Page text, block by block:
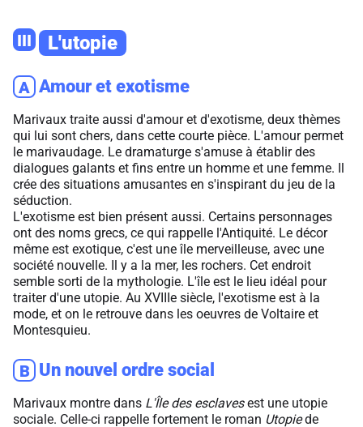
III L'utopie
A Amour et exotisme
Marivaux traite aussi d'amour et d'exotisme, deux thèmes
qui lui sont chers, dans cette courte pièce. L'amour permet
le marivaudage. Le dramaturge s'amuse à établir des
dialogues galants et fins entre un homme et une femme. Il
crée des situations amusantes en s'inspirant du jeu de la
séduction.
L'exotisme est bien présent aussi. Certains personnages
ont des noms grecs, ce qui rappelle l'Antiquité. Le décor
même est exotique, c'est une île merveilleuse, avec une
société nouvelle. Il y a la mer, les rochers. Cet endroit
semble sorti de la mythologie. L'île est le lieu idéal pour
traiter d'une utopie. Au XVIIIe siècle, l'exotisme est à la
mode, et on le retrouve dans les oeuvres de Voltaire et
Montesquieu.
B Un nouvel ordre social
Marivaux montre dans L'Île des esclavesest une utopie
sociale. Celle-ci rappelle fortement le roman Utopiede